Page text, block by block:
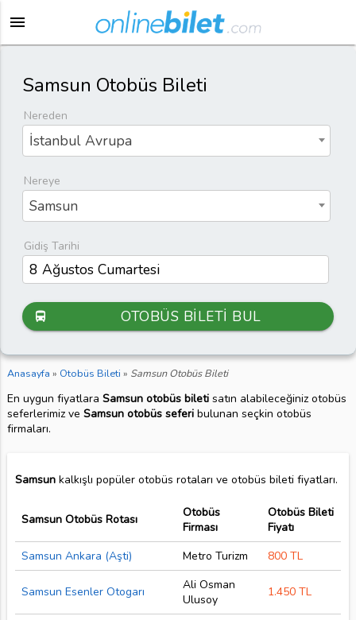
menu
Samsun Otobüs Bileti
Nereden
İstanbul Avrupa
Nereye
Samsun
Gidiş Tarihi
directions_bus OTOBÜS BİLETİ BUL
Anasayfa » Otobüs Bileti » Samsun Otobüs Bileti
En uygun fiyatlara Samsun otobüs biletisatın alabileceğiniz otobüs
seferlerimiz ve Samsun otobüs seferibulunan seçkin otobüs
firmaları.
Samsunkalkışlı popüler otobüs rotaları ve otobüs bileti fiyatları.
Samsun Otobüs Rotası
Otobüs
Firması
Otobüs Bileti
Fiyatı
Samsun Ankara (Aşti)
Metro Turizm 800 TL
Samsun Esenler Otogarı
Ali Osman
Ulusoy
1.450 TL